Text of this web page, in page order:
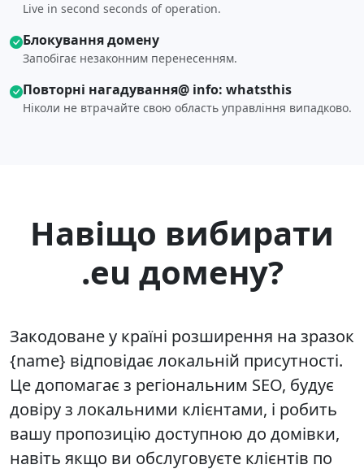
Live in second seconds of operation.
Блокування домену
Запобігає незаконним перенесенням.
Повторні нагадування@ info: whatsthis
Ніколи не втрачайте свою область управління випадково.
Навіщо вибирати
.eu домену?
Закодоване у країні розширення на зразок
{name} відповідає локальній присутності.
Це допомагає з регіональним SEO, будує
довіру з локальними клієнтами, і робить
вашу пропозицію доступною до домівки,
навіть якщо ви обслуговуєте клієнтів по